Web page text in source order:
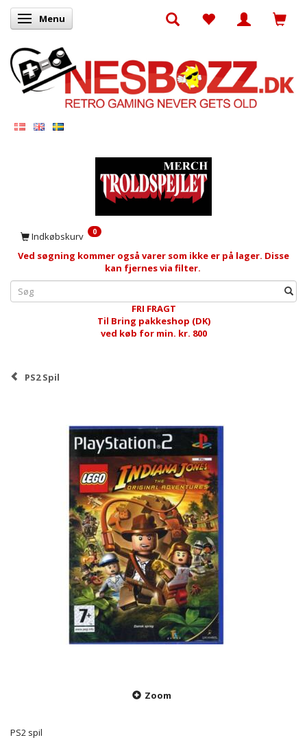
Skifte navigation
Menu
Indkøbskurv 0
Ved søgning kommer også varer som ikke er på lager. Disse
kan fjernes via filter.
FRI FRAGT
Til Bring pakkeshop (DK)
ved køb for min. kr. 800
PS2 Spil
Zoom
PS2 spil